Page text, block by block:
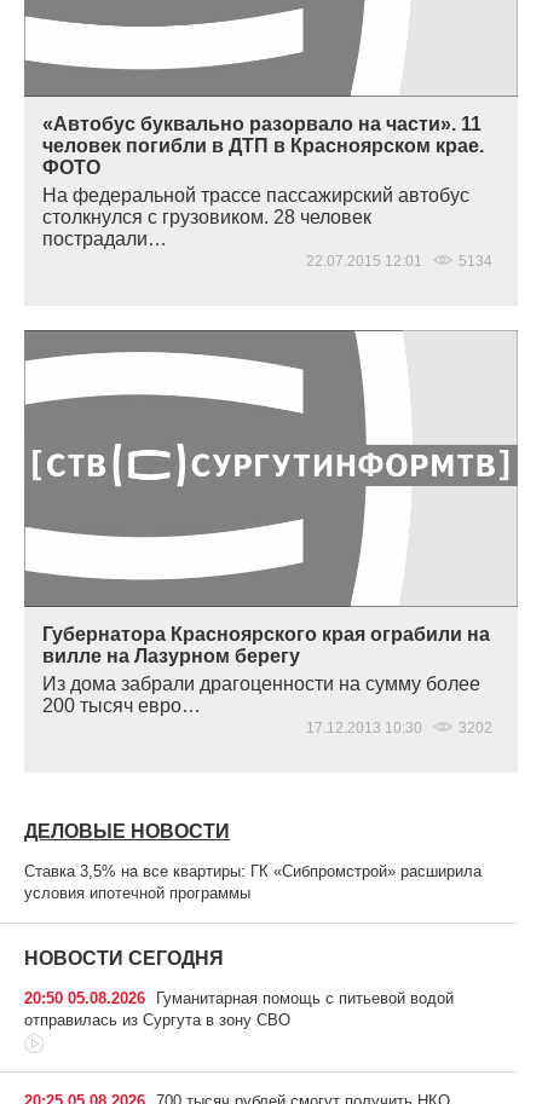
«Автобус буквально разорвало на части». 11
человек погибли в ДТП в Красноярском крае.
ФОТО
На федеральной трассе пассажирский автобус
столкнулся с грузовиком. 28 человек
пострадали…
22.07.2015 12:01 5134
Губернатора Красноярского края ограбили на
вилле на Лазурном берегу
Из дома забрали драгоценности на сумму более
200 тысяч евро…
17.12.2013 10:30 3202
ДЕЛОВЫЕ НОВОСТИ
Ставка 3,5% на все квартиры: ГК «Сибпромстрой» расширила
условия ипотечной программы
НОВОСТИ СЕГОДНЯ
20:50 05.08.2026
Гуманитарная помощь с питьевой водой
отправилась из Сургута в зону СВО